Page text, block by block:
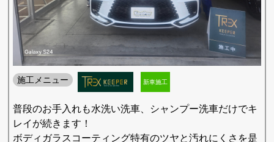
施工メニュー 新車施工
普段のお手入れも水洗い洗車、シャンプー洗車だけでキ
レイが続きます！
ボディガラスコーティング特有のツヤと汚れにくさを是